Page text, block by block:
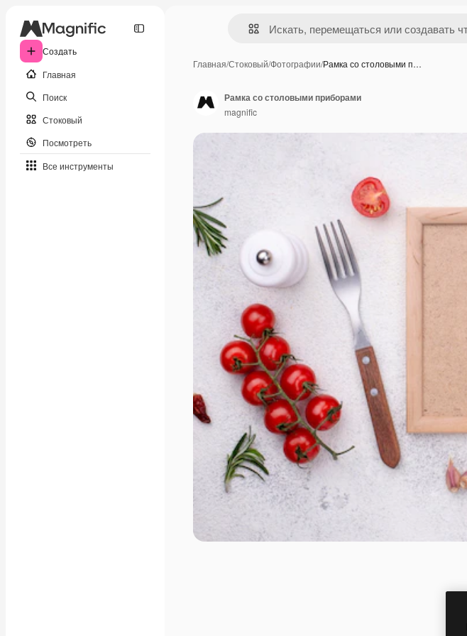
Создать
Главная
Поиск
Стоковый
Посмотреть
Все инструменты
Главная/Стоковый/Фотографии/Рамка со столовыми п…
Рамка со столовыми приборами
magnific